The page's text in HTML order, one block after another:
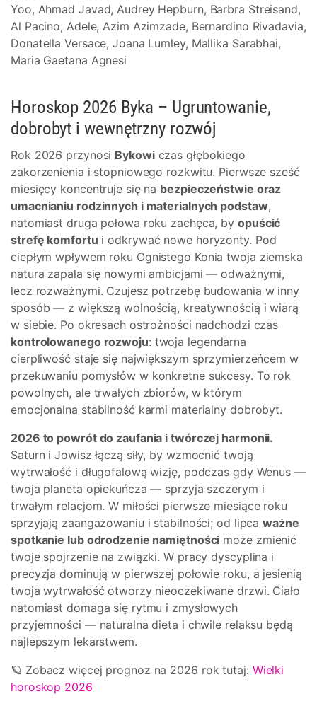
Yoo, Ahmad Javad, Audrey Hepburn, Barbra Streisand,
Al Pacino, Adele, Azim Azimzade, Bernardino Rivadavia,
Donatella Versace, Joana Lumley, Mallika Sarabhai,
Maria Gaetana Agnesi
Horoskop 2026 Byka – Ugruntowanie,
dobrobyt i wewnętrzny rozwój
Rok 2026 przynosi Bykowiczas głębokiego
zakorzenienia i stopniowego rozkwitu. Pierwsze sześć
miesięcy koncentruje się na bezpieczeństwie oraz
umacnianiu rodzinnych i materialnych podstaw,
natomiast druga połowa roku zachęca, by opuścić
strefę komfortu i odkrywać nowe horyzonty. Pod
ciepłym wpływem roku Ognistego Konia twoja ziemska
natura zapala się nowymi ambicjami — odważnymi,
lecz rozważnymi. Czujesz potrzebę budowania w inny
sposób — z większą wolnością, kreatywnością i wiarą
w siebie. Po okresach ostrożności nadchodzi czas
kontrolowanego rozwoju: twoja legendarna
cierpliwość staje się największym sprzymierzeńcem w
przekuwaniu pomysłów w konkretne sukcesy. To rok
powolnych, ale trwałych zbiorów, w którym
emocjonalna stabilność karmi materialny dobrobyt.
2026 to powrót do zaufania i twórczej harmonii.
Saturn i Jowisz łączą siły, by wzmocnić twoją
wytrwałość i długofalową wizję, podczas gdy Wenus —
twoja planeta opiekuńcza — sprzyja szczerym i
trwałym relacjom. W miłości pierwsze miesiące roku
sprzyjają zaangażowaniu i stabilności; od lipcaważne
spotkanie lub odrodzenie namiętności może zmienić
twoje spojrzenie na związki. W pracy dyscyplina i
precyzja dominują w pierwszej połowie roku, a jesienią
twoja wytrwałość otworzy nieoczekiwane drzwi. Ciało
natomiast domaga się rytmu i zmysłowych
przyjemności — naturalna dieta i chwile relaksu będą
najlepszym lekarstwem.
🪐 Zobacz więcej prognoz na 2026 rok tutaj: Wielki
horoskop 2026